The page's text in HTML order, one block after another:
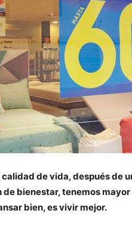
de vida, después de
bienestar, tenemos
bien, es vivir mejor.